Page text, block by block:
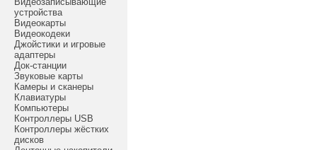
устройства
Видеокарты
Видеокодеки
Джойстики и игровые
адаптеры
Док-станции
Звуковые карты
Камеры и сканеры
Клавиатуры
Компьютеры
Контроллеры USB
Контроллеры жёстких
дисков